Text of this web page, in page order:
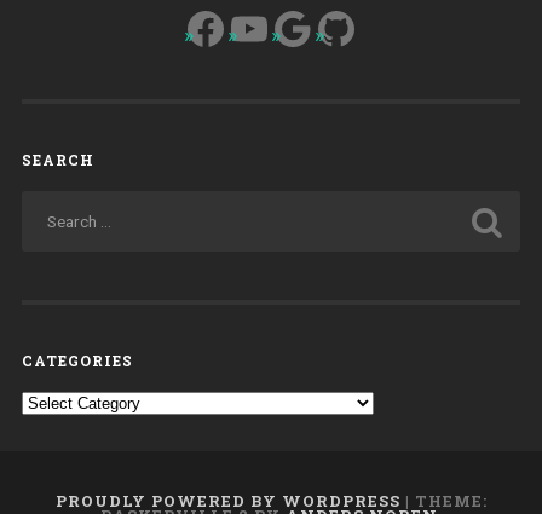
Facebook
YouTube
Google
GitHub
SEARCH
CATEGORIES
Categories
PROUDLY POWERED BY WORDPRESS | THEME: